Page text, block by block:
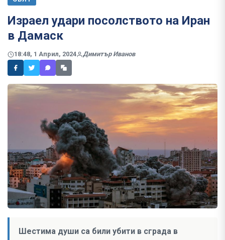
Израел удари посолството на Иран
в Дамаск
18:48, 1 Април, 2024 Димитър Иванов
Шестима души са били убити в сграда в